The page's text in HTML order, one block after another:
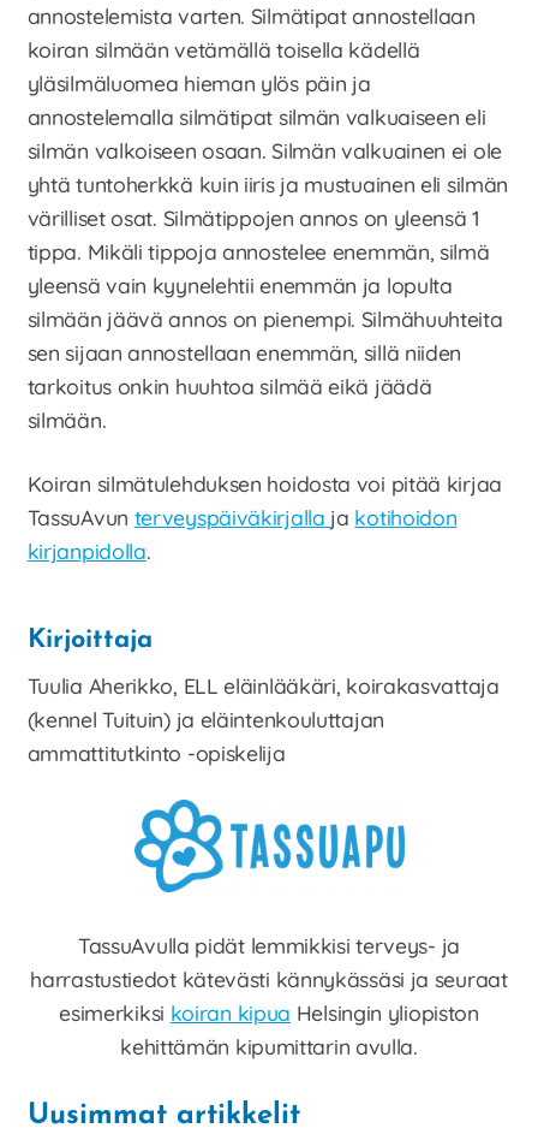
annostelemista varten. Silmätipat annostellaan
koiran silmään vetämällä toisella kädellä
yläsilmäluomea hieman ylös päin ja
annostelemalla silmätipat silmän valkuaiseen eli
silmän valkoiseen osaan. Silmän valkuainen ei ole
yhtä tuntoherkkä kuin iiris ja mustuainen eli silmän
värilliset osat. Silmätippojen annos on yleensä 1
tippa. Mikäli tippoja annostelee enemmän, silmä
yleensä vain kyynelehtii enemmän ja lopulta
silmään jäävä annos on pienempi. Silmähuuhteita
sen sijaan annostellaan enemmän, sillä niiden
tarkoitus onkin huuhtoa silmää eikä jäädä
silmään.
Koiran silmätulehduksen hoidosta voi pitää kirjaa
TassuAvun terveyspäiväkirjalla ja kotihoidon
kirjanpidolla.
Kirjoittaja
Tuulia Aherikko, ELL eläinlääkäri, koirakasvattaja
(kennel Tuituin) ja eläintenkouluttajan
ammattitutkinto -opiskelija
TassuAvulla pidät lemmikkisi terveys- ja
harrastustiedot kätevästi kännykässäsi ja seuraat
esimerkiksi koiran kipua Helsingin yliopiston
kehittämän kipumittarin avulla.
Uusimmat artikkelit